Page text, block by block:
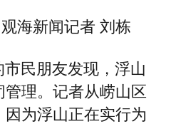
海新闻记者 刘栋
民朋友发现，浮山
理。记者从崂山区
为浮山正在实行为